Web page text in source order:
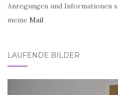
Anregungen und Informationen
meine Mail
LAUFENDE BILDER